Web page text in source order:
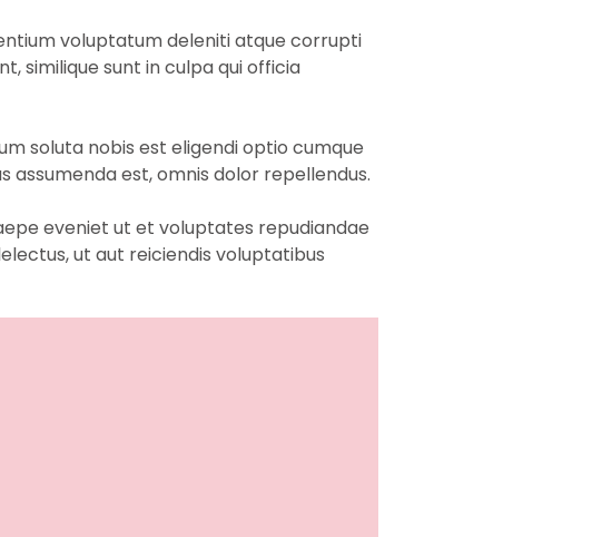
voluptatum deleniti atque corrupti
similique sunt in culpa qui officia
soluta nobis est eligendi optio cumque
assumenda est, omnis dolor repellendus.
eveniet ut et voluptates repudiandae
ut aut reiciendis voluptatibus